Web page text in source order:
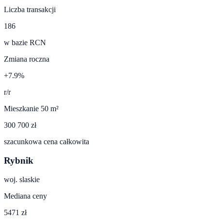
Liczba transakcji
186
w bazie RCN
Zmiana roczna
+7.9%
r/r
Mieszkanie 50 m²
300 700 zł
szacunkowa cena całkowita
Rybnik
woj. slaskie
Mediana ceny
5471 zł